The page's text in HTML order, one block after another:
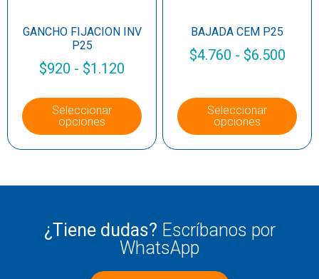
GANCHO FIJACION INV
P25
$920 - $1.120
Seleccionar
opciones
BAJADA CEM P25
$4.760 - $6.500
Seleccionar
opciones
¿Tiene dudas? Escríbanos por
WhatsApp